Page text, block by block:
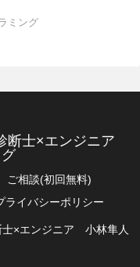
ミング
断士×エンジニア
ご相談(初回無料)
ライバシーポリシー
×エンジニア 小林隼人